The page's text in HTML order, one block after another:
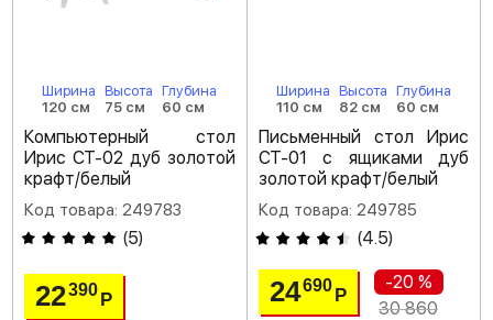
Ширина
120 см
Высота
75 см
Глубина
60 см
Компьютерный стол
Ирис СТ-02 дуб золотой
крафт/белый
Код товара: 249783
(5)
22390Р
Ширина
110 см
Высота
82 см
Глубина
60 см
Письменный стол Ирис
СТ-01 с ящиками дуб
золотой крафт/белый
Код товара: 249785
(4.5)
24690 Р
-20 %
30 860